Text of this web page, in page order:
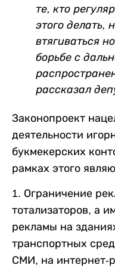
те, кто
этого делать,
втягиваться
борьбе с
рассказал
Законопроект
деятельности
букмекерских
рамках этого
1. Ограничение
тотализаторов, а
рекламы на
транспортных
СМИ, на интернет-